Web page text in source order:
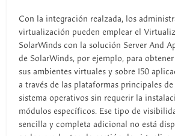
Con la integración realzada, los
virtualización pueden emplear el
SolarWinds con la solución Server And
de SolarWinds, por ejemplo, para
sus ambientes virtuales y sobre 150
a través de las plataformas principales
sistema operativos sin requerir la
módulos específicos. Ese tipo de
sencilla y completa adicional no está